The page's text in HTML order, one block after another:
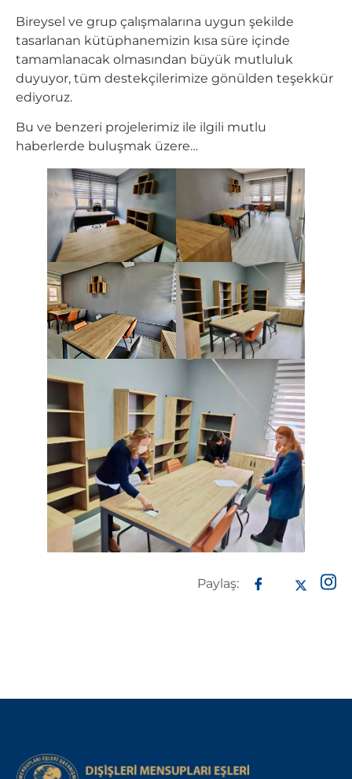
Bireysel ve grup çalışmalarına uygun şekilde
tasarlanan kütüphanemizin kısa süre içinde
tamamlanacak olmasından büyük mutluluk
duyuyor, tüm destekçilerimize gönülden teşekkür
ediyoruz.
Bu ve benzeri projelerimiz ile ilgili mutlu
haberlerde buluşmak üzere…
Paylaş: